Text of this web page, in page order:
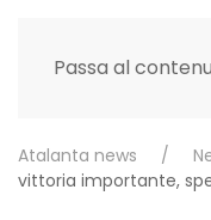
Passa al
Atalanta news
vittoria importante,